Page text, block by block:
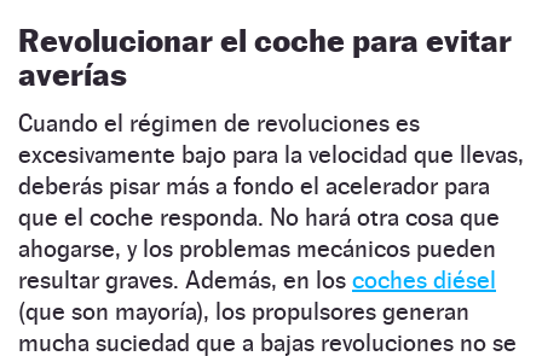
Revolucionar el coche para evitar
averías
Cuando el régimen de revoluciones es
excesivamente bajo para la velocidad que llevas,
deberás pisar más a fondo el acelerador para
que el coche responda. No hará otra cosa que
ahogarse, y los problemas mecánicos pueden
resultar graves. Además, en los coches diésel
(que son mayoría), los propulsores generan
mucha suciedad que a bajas revoluciones no se